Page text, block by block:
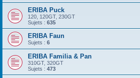
ERIBA Puck
120, 120GT, 230GT
Sujets : 635
ERIBA Faun
Sujets : 6
ERIBA Familia & Pan
310GT, 320GT
Sujets : 473